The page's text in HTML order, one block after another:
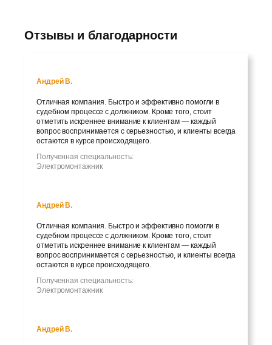
Отзывы и благодарности
Андрей В.
Отличная компания. Быстро и эффективно помогли в
судебном процессе с должником. Кроме того, стоит
отметить искреннее внимание к клиентам — каждый
вопрос воспринимается с серьезностью, и клиенты всегда
остаются в курсе происходящего.
Полученная специальность:
Электромонтажник
Андрей В.
Отличная компания. Быстро и эффективно помогли в
судебном процессе с должником. Кроме того, стоит
отметить искреннее внимание к клиентам — каждый
вопрос воспринимается с серьезностью, и клиенты всегда
остаются в курсе происходящего.
Полученная специальность:
Электромонтажник
Андрей В.